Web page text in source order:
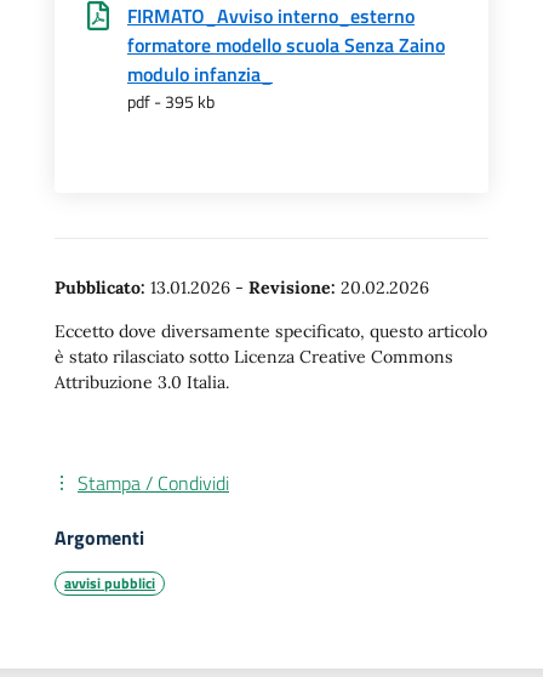
FIRMATO_Avviso interno_esterno
formatore modello scuola Senza Zaino
modulo infanzia_
pdf - 395 kb
Pubblicato: 13.01.2026 - Revisione: 20.02.2026
Eccetto dove diversamente specificato, questo articolo
è stato rilasciato sotto Licenza Creative Commons
Attribuzione 3.0 Italia.
Stampa / Condividi
Argomenti
avvisi pubblici